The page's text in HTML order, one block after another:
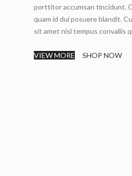
porttitor accumsan tincidunt.
quam id dui posuere blandit.
sit amet nisl tempus convallis
VIEW MORE SHOP NOW